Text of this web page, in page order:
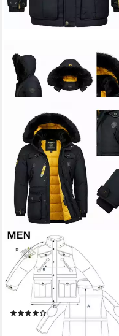
GEOGRAPHICAL NORWAY
Winterjacke (Packung,
Wintermantel) Herren
Outdoor Jacke Parka Anorak
Wintermantel
(36)
189,90 € UVP